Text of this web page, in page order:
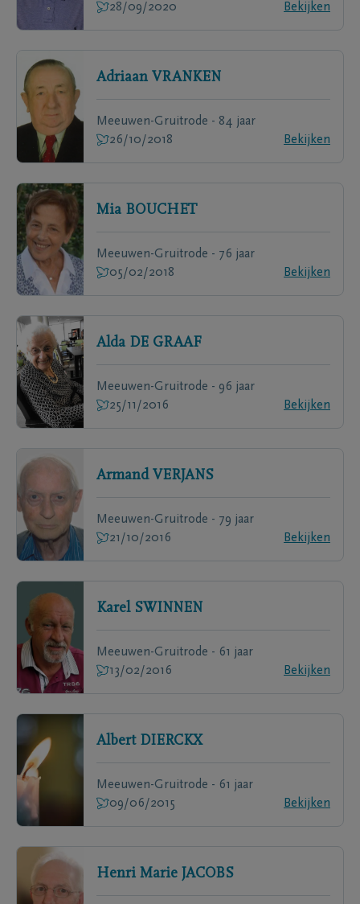
28/09/2020
Bekijken
Adriaan VRANKEN
Meeuwen-Gruitrode - 84 jaar
26/10/2018
Bekijken
Mia BOUCHET
Meeuwen-Gruitrode - 76 jaar
05/02/2018
Bekijken
Alda DE GRAAF
Meeuwen-Gruitrode - 96 jaar
25/11/2016
Bekijken
Armand VERJANS
Meeuwen-Gruitrode - 79 jaar
21/10/2016
Bekijken
Karel SWINNEN
Meeuwen-Gruitrode - 61 jaar
13/02/2016
Bekijken
Albert DIERCKX
Meeuwen-Gruitrode - 61 jaar
09/06/2015
Bekijken
Henri Marie JACOBS